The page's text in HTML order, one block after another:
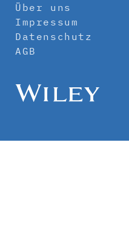
Über uns
Impressum
Datenschutz
AGB